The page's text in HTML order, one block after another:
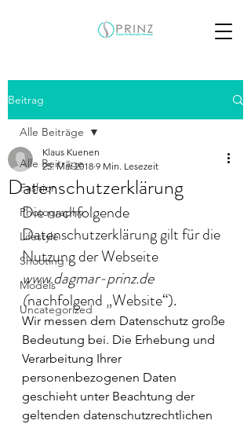
Beitrag
Alle Beiträge
Fashion
Photography
Lifestyle
Shooting
Models
Uncategorized
Alle Beiträge
Datenschutzerklärung
Klaus Kuenen
25. Mai 2018 9 Min. Lesezeit
Die nachfolgende
Datenschutzerklärung gilt für die
Nutzung der Webseite
www.dagmar-prinz.de
(nachfolgend „Website“).
Wir messen dem Datenschutz große
Bedeutung bei. Die Erhebung und
Verarbeitung Ihrer
personenbezogenen Daten
geschieht unter Beachtung der
geltenden datenschutzrechtlichen